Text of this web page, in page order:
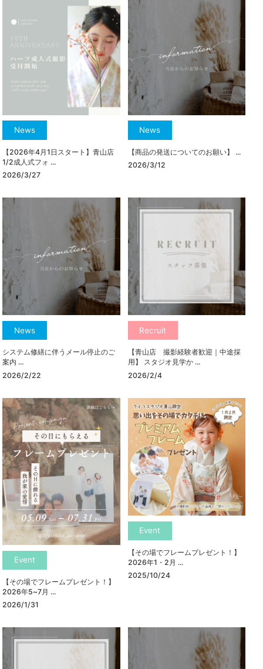
News
【2026年4月1日スタート】青山店
1/2成人式フォ ...
2026/3/27
News
【商品の発送についてのお願い】 ...
2026/3/12
News
システム修繕に伴うメール停止のご
案内 ...
2026/2/22
Recruit
【青山店 撮影経験者歓迎｜中途採
用】 スタジオ見学か ...
2026/2/4
Event
【その場でフレームプレゼント！】
2026年5~7月 ...
2026/1/31
Event
【その場でフレームプレゼント！】
2026年1・2月 ...
2025/10/24